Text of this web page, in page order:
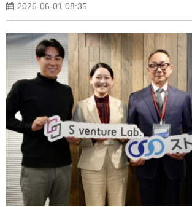
2026-06-01 08:35